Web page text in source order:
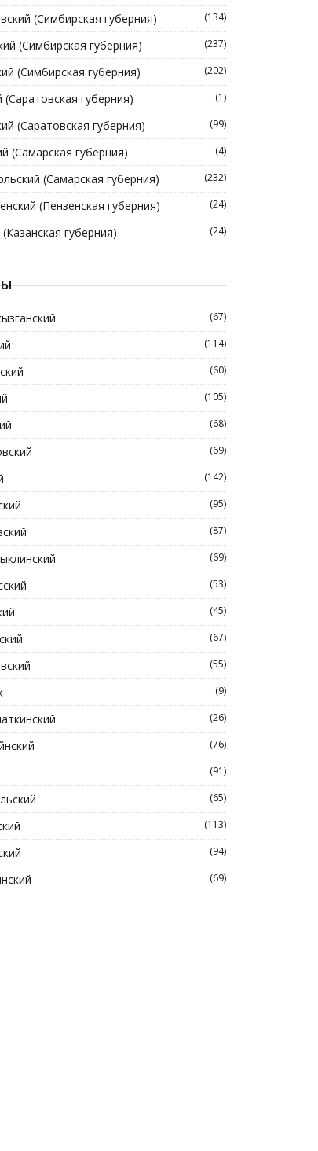
(Симбирская губерния) (134)
(Симбирская губерния) (237)
(Симбирская губерния) (202)
(Саратовская губерния) (1)
(Саратовская губерния) (99)
(Самарская губерния) (4)
(Самарская губерния) (232)
(Пензенская губерния) (24)
губерния) (24)
(67)
(114)
(60)
(105)
(68)
(69)
(142)
(95)
(87)
(69)
(53)
(45)
(67)
(55)
(9)
(26)
(76)
(91)
(65)
(113)
(94)
(69)